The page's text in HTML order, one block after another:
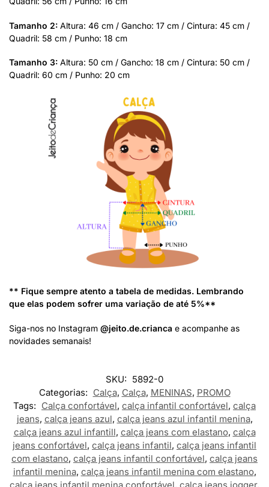
Tamanho 2: Altura: 46 cm / Gancho: 17 cm / Cintura: 45 cm /
Quadril: 58 cm / Punho: 18 cm
Tamanho 3: Altura: 50 cm / Gancho: 18 cm / Cintura: 50 cm /
Quadril: 60 cm / Punho: 20 cm
** Fique sempre atento a tabela de medidas. Lembrando
que elas podem sofrer uma variação de até 5%**
Siga-nos no Instagram @jeito.de.crianca e acompanhe as
novidades semanais!
SKU: 5892-0
Categorias: Calça, Calça, MENINAS, PROMO
Tags: Calça confortável, calça infantil confortável, calça
jeans, calça jeans azul, calça jeans azul infantil menina,
calça jeans azul infantill, calça jeans com elastano, calça
jeans confortável, calça jeans infantil, calça jeans infantil
com elastano, calça jeans infantil confortável, calça jeans
infantil menina, calça jeans infantil menina com elastano,